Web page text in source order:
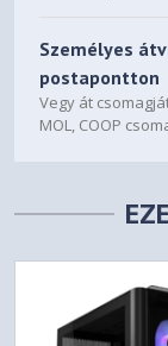
Személyes
postapontton
Vegy át
MOL, COOP